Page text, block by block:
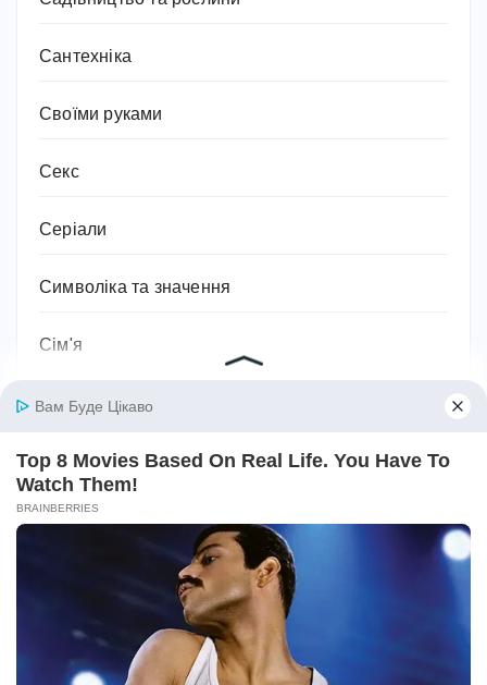
Сантехніка
Своїми руками
Секс
Серіали
Символіка та значення
Сім'я
Соки
Соціальний захист та соціальна підтримка
Спортивне харчування
Супільство